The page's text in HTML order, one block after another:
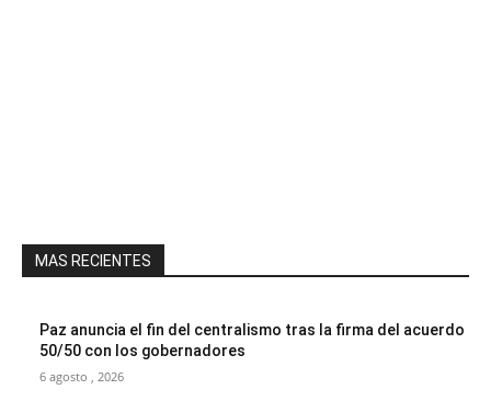
MAS RECIENTES
Paz anuncia el fin del centralismo tras la firma del acuerdo
50/50 con los gobernadores
6 agosto , 2026